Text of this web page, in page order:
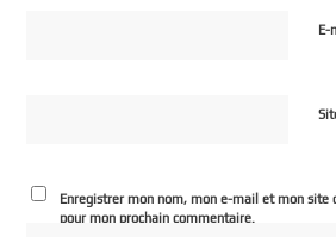
Enregistrer mon nom, mon e-mail et mon site
pour mon prochain commentaire.